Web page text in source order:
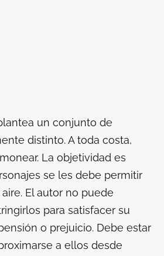
un conjunto de
distinto. A toda costa,
La objetividad es
se les debe permitir
El autor no puede
para satisfacer su
o prejuicio. Debe estar
a ellos desde